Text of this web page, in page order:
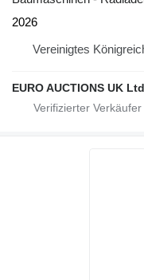
2026
Vereinigtes
EURO AUCTIONS UK Ltd